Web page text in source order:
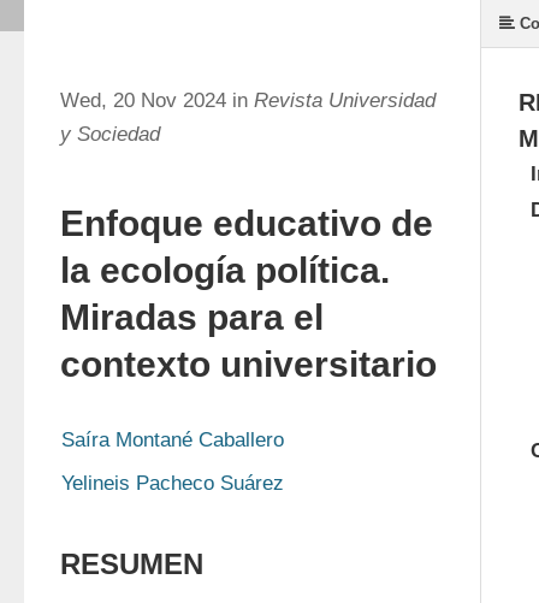
Wed, 20 Nov 2024 in Revista Universidad
y Sociedad
Enfoque educativo de
la ecología política.
Miradas para el
contexto universitario
Saíra Montané Caballero
Yelineis Pacheco Suárez
RESUMEN